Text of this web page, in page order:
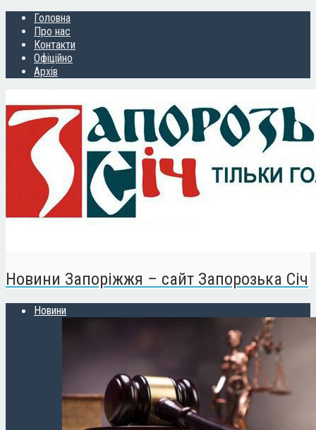
Головна
Про нас
Контакти
Офіційно
Архів
Новини Запоріжжя – сайт Запорозька Січ
Новини